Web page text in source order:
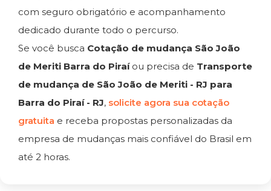
com seguro obrigatório e acompanhamento
dedicado durante todo o percurso.
Se você busca Cotação de mudança São João
de Meriti Barra do Piraíou precisa de Transporte
de mudança de São João de Meriti - RJ para
Barra do Piraí - RJ, solicite agora sua cotação
gratuita e receba propostas personalizadas da
empresa de mudanças mais confiável do Brasil em
até 2 horas.